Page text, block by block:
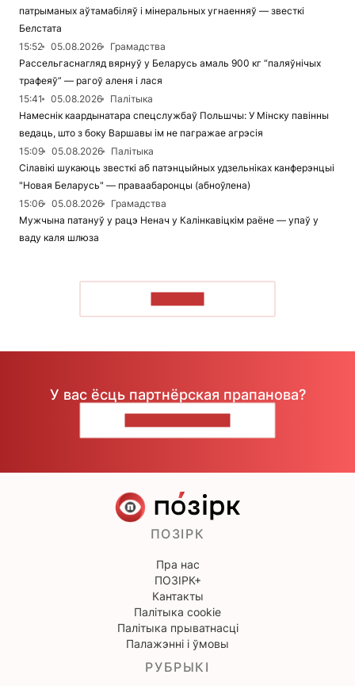
патрыманых аўтамабіляў і мінеральных угнаенняў — звесткі
Белстата
15:52
05.08.2026
Грамадства
Рассельгаснагляд вярнуў у Беларусь амаль 900 кг “паляўнічых
трафеяў” — рагоў аленя і лася
15:41
05.08.2026
Палітыка
Намеснік каардынатара спецслужбаў Польшчы: У Мінску павінны
ведаць, што з боку Варшавы ім не пагражае агрэсія
15:09
05.08.2026
Палітыка
Сілавікі шукаюць звесткі аб патэнцыйных удзельніках канферэнцыі
"Новая Беларусь" — праваабаронцы (абноўлена)
15:06
05.08.2026
Грамадства
Мужчына патануў у рацэ Ненач у Калінкавіцкім раёне — упаў у
ваду каля шлюза
У вас ёсць партнёрская прапанова?
ПОЗІРК
Пра нас
ПОЗІРК+
Кантакты
Палітыка cookie
Палітыка прыватнасці
Палажэнні і ўмовы
РУБРЫКІ